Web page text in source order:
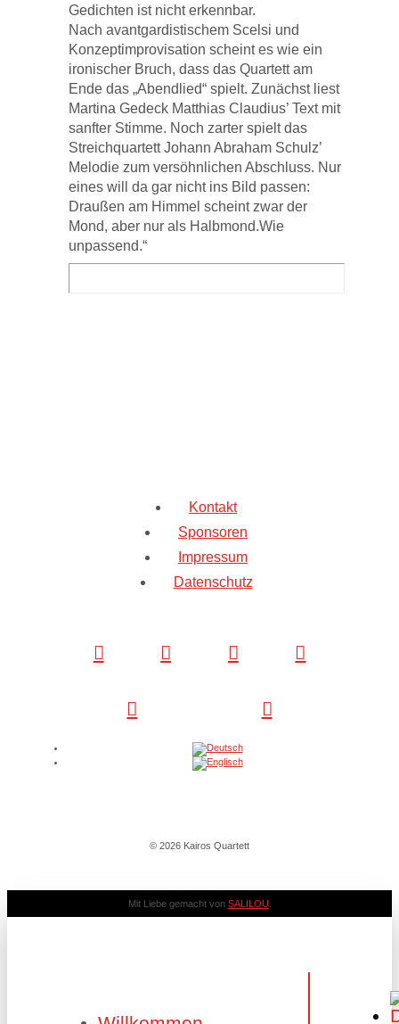
Gedichten ist nicht erkennbar.
Nach avantgardistischem Scelsi und
Konzeptimprovisation scheint es wie ein
ironischer Bruch, dass das Quartett am
Ende das „Abendlied“ spielt. Zunächst liest
Martina Gedeck Matthias Claudius’ Text mit
sanfter Stimme. Noch zarter spielt das
Streichquartett Johann Abraham Schulz’
Melodie zum versöhnlichen Abschluss. Nur
eines will da gar nicht ins Bild passen:
Draußen am Himmel scheint zwar der
Mond, aber nur als Halbmond.Wie
unpassend.“
Kontakt
Sponsoren
Impressum
Datenschutz
© 2026 Kairos Quartett
Mit Liebe gemacht von SALILOU